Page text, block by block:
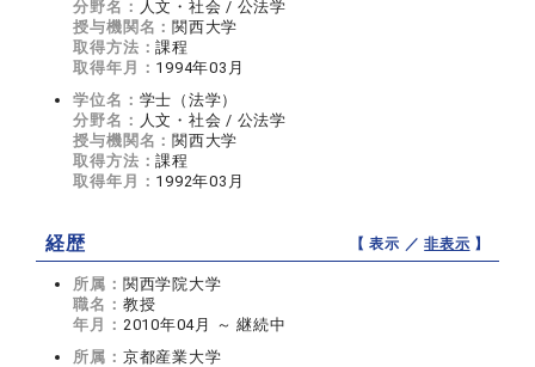
分野名： 人文・社会 / 公法学
授与機関名： 関西大学
取得方法：課程
取得年月： 1994年03月
学位名： 学士（法学）
分野名： 人文・社会 / 公法学
授与機関名： 関西大学
取得方法：課程
取得年月： 1992年03月
経歴 【 表示 ／非表示 】
所属： 関西学院大学
職名： 教授
年月： 2010年04月 ～ 継続中
所属： 京都産業大学